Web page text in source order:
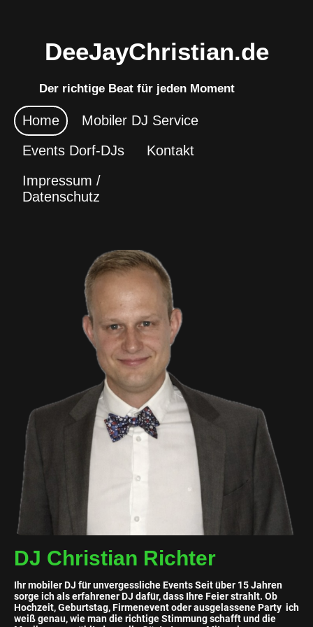
Home
Mobiler DJ Service
Events Dorf-DJs
Kontakt
Impressum /
Datenschutz
Der richtige Beat für jeden Moment
DeeJayChristian.de
DJ Christian Richter
Ihr mobiler DJ für unvergessliche Events Seit über 15 Jahren
sorge ich als erfahrener DJ dafür, dass Ihre Feier strahlt. Ob
Hochzeit, Geburtstag, Firmenevent oder ausgelassene Party ich
weiß genau, wie man die richtige Stimmung schafft und die